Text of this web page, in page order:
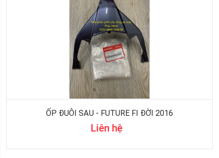
ỐP ĐUÔI SAU - FUTURE FI ĐỜI 2016
Liên hệ